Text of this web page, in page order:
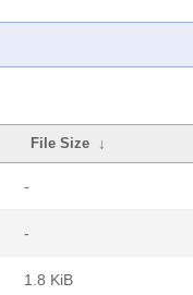
File Size ↓
-
-
1.8 KiB